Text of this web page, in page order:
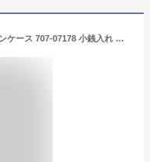
ポーター フリースタイル マルチコインケース 707-07178 小銭入れ 吉田カバン PORTER FREE STYLE 小銭 メンズ レディース おしゃれ ファスナー ブランド カード